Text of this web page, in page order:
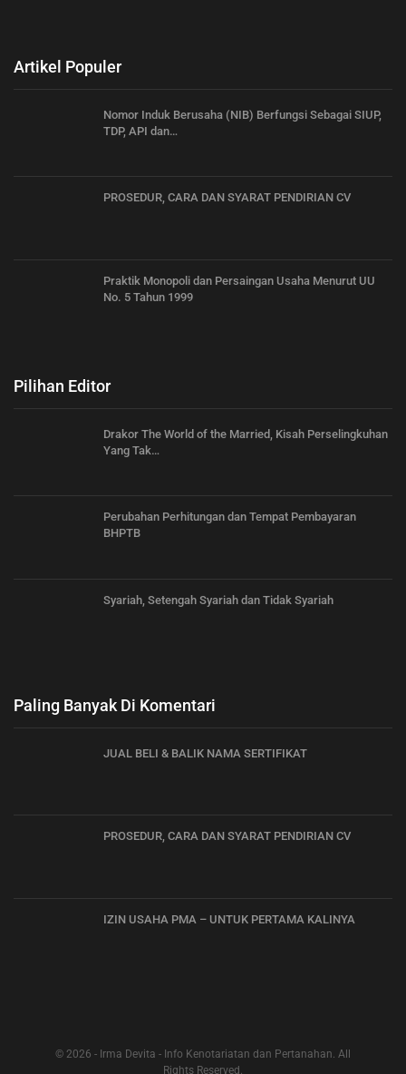
Artikel Populer
Nomor Induk Berusaha (NIB) Berfungsi Sebagai SIUP,
TDP, API dan…
PROSEDUR, CARA DAN SYARAT PENDIRIAN CV
Praktik Monopoli dan Persaingan Usaha Menurut UU
No. 5 Tahun 1999
Pilihan Editor
Drakor The World of the Married, Kisah Perselingkuhan
Yang Tak…
Perubahan Perhitungan dan Tempat Pembayaran
BHPTB
Syariah, Setengah Syariah dan Tidak Syariah
Paling Banyak Di Komentari
JUAL BELI & BALIK NAMA SERTIFIKAT
PROSEDUR, CARA DAN SYARAT PENDIRIAN CV
IZIN USAHA PMA – UNTUK PERTAMA KALINYA
© 2026 - Irma Devita - Info Kenotariatan dan Pertanahan. All
Rights Reserved.